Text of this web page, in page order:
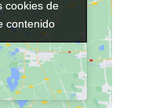
cookies de
contenido
cookies de
contenido